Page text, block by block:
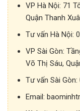
VP Hà Nội: 71
Quận Thanh
Tư vấn Hà Nội:
VP Sài Gòn:
Võ Thị Sáu,
Tư vấn Sài Gòn:
Email: